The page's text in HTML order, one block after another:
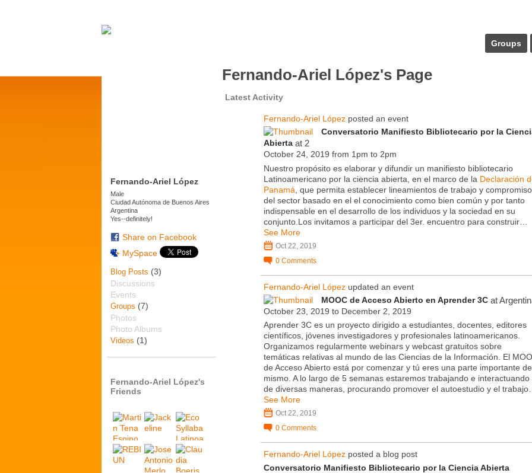
Groups
Fernando-Ariel López
Male
Ciudad Autónoma de Buenos Aires
Argentina
Yes--definitely!
Share on Facebook
MySpace
Blog Posts (3)
Discussions
Events
Groups (7)
Photos
Photo Albums
Videos (1)
Fernando-Ariel López's
Friends
Fernando-Ariel López's Page
Latest Activity
Fernando-Ariel López posted an event
Conversatorio Manifiesto Bibliotecario por la
Abierta at 2
October 24, 2019 from 1pm to 2pm
Nuestro propósito es elaborar y difundir un manifiesto bibliotecario
Latinoamericano por la ciencia abierta, en el marco de la Declaración
Panamá , que permita establecer lineamientos de trabajo y
del sector basado en el el conocimiento como bien común y por tanto
indispensable en el desarrollo de los individuos y la sociedad en su
conjunto.Los invitamos a participar del 3er. encuentro para construir…
See More
Oct 22, 2019
0 Comments
Fernando-Ariel López updated an event
MOOC de Acceso Abierto en Aprender 3C at
October 23, 2019 to December 2, 2019
Aprender 3C es un proyecto dirigido a estudiantes, docentes, editores
científicos, jóvenes investigadores y profesionales latinoamericanos.
Organizamos regularmente webinars y webcast gratuitos sobre
temáticas relativas al mundo de las Ciencias de la Información. El
de Acceso Abierto está por comenzar y tú eres una parte importante
mismo. A lo largo de 5 semanas estaremos trabajando e interactuando
de diversas maneras, procurando promover el autoestudio y el
See More
Oct 22, 2019
0 Comments
Fernando-Ariel López posted a blog post
Conversatorio Manifiesto Bibliotecario por la Ciencia Abierta